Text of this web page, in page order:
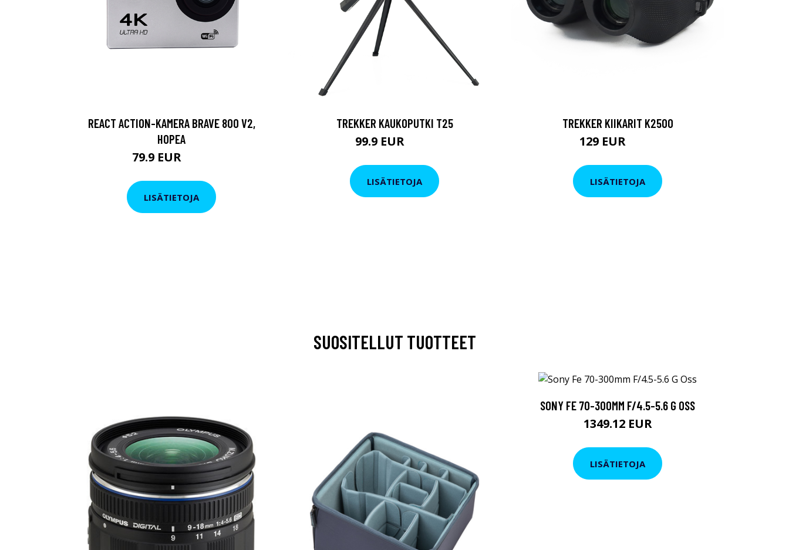
REACT ACTION-KAMERA BRAVE 800 V2,
HOPEA
79.9 EUR
LISÄTIETOJA
TREKKER KAUKOPUTKI T25
99.9 EUR
LISÄTIETOJA
TREKKER KIIKARIT K2500
129 EUR
LISÄTIETOJA
SUOSITELLUT TUOTTEET
SONY FE 70-300MM F/4.5-5.6 G OSS
1349.12 EUR
LISÄTIETOJA